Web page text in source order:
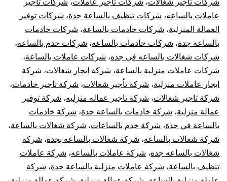
شركات تاجير شغالات، شركات تاجير عاملات، شركات تاجير
عاملات بالساعه، شركات تنظيف بالساعة جدة، شركات توفير
العمالة المنزلية، شركات خادمات بالساعة، شركات خادمات
بالساعة جدة، شركات خادمات بالساعه، شركات خدم بالساعه،
شركات شغالات بالساعه في جده، شركات عاملات بالساعة،
شركات عاملات منزلية بالساعة، شركة ايجار شغالات، شركة
ايجار عاملات منزلية، شركة تأجير شغالات، شركة تاجير خادمات،
شركة تاجير شغالات، شركة تاجير عماله منزليه، شركة توفير
عمالة منزلية، شركة خادمات بالساعة جدة، شركة خادمات
بالساعة في جدة، شركة خدم بالساعات، شركة شغالات بالساعة،
شركة شغالات بالساعه، شركة شغالات بالساعه بجدة، شركة
شغالات بالساعه جده، شركة عاملات بالساعه، شركة عاملات
تنظيف بالساعة، شركة عاملات منزلية بالساعة جدة، شركة